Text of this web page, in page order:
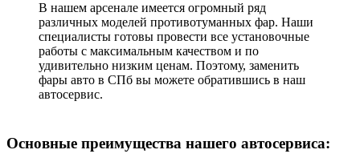
В нашем арсенале имеется огромный ряд
различных моделей противотуманных фар. Наши
специалисты готовы провести все установочные
работы с максимальным качеством и по
удивительно низким ценам. Поэтому, заменить
фары авто в СПб вы можете обратившись в наш
автосервис.
Основные преимущества нашего автосервиса: